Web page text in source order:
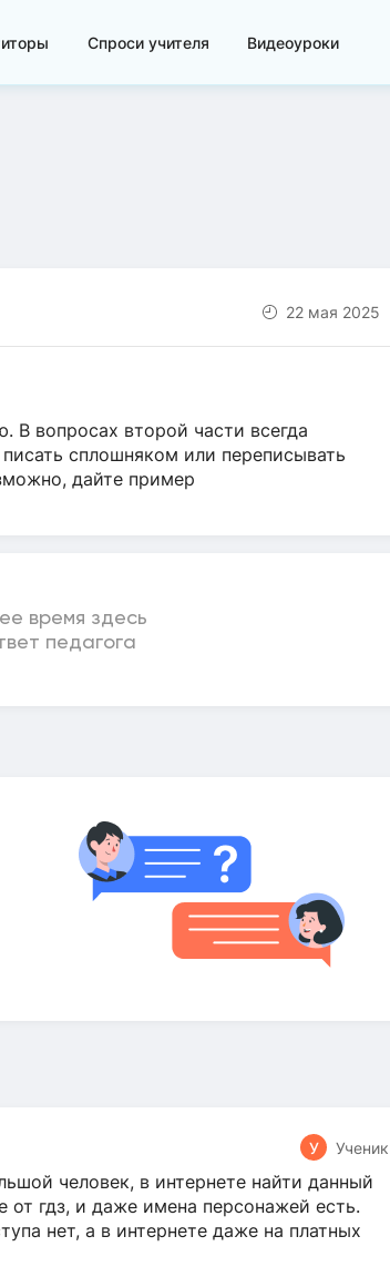
Спроси учителя Видеоуроки
22 мая 2025
вопросах второй части всегда
сплошняком или переписывать
дайте пример
время здесь
педагога
У Ученик
человек, в интернете найти данный
от гдз, и даже имена персонажей есть.
нет, а в интернете даже на платных